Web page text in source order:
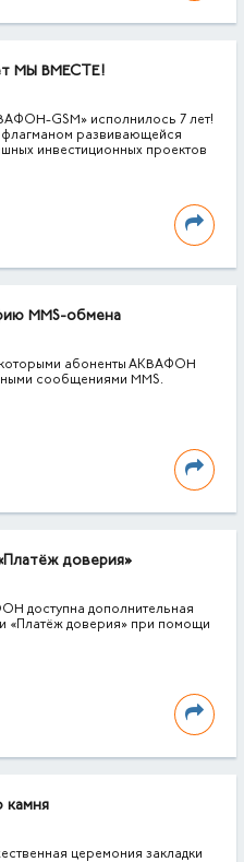
МЫ ВМЕСТЕ!
GSM» исполнилось 7 лет!
развивающейся
инвестиционных проектов
MMS-обмена
абоненты АКВАФОН
сообщениями MMS.
доверия»
доступна дополнительная
«Платёж доверия» при помощи
камня
церемония закладки